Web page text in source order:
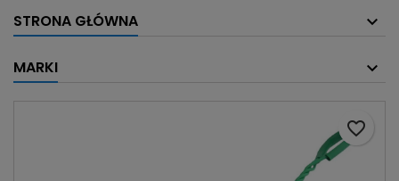
STRONA GŁÓWNA
MARKI
favorite_border